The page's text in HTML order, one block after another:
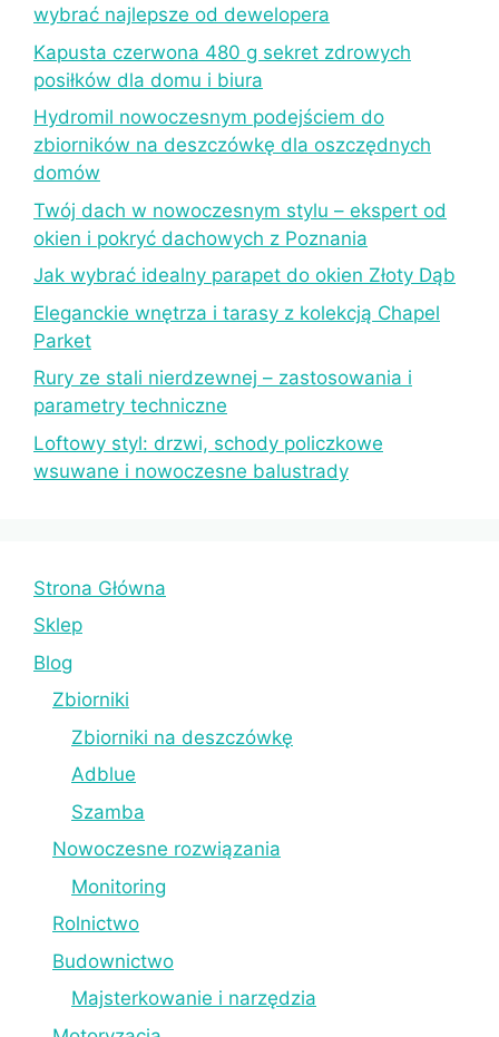
wybrać najlepsze od dewelopera
Kapusta czerwona 480 g sekret zdrowych
posiłków dla domu i biura
Hydromil nowoczesnym podejściem do
zbiorników na deszczówkę dla oszczędnych
domów
Twój dach w nowoczesnym stylu – ekspert od
okien i pokryć dachowych z Poznania
Jak wybrać idealny parapet do okien Złoty Dąb
Eleganckie wnętrza i tarasy z kolekcją Chapel
Parket
Rury ze stali nierdzewnej – zastosowania i
parametry techniczne
Loftowy styl: drzwi, schody policzkowe
wsuwane i nowoczesne balustrady
Strona Główna
Sklep
Blog
Zbiorniki
Zbiorniki na deszczówkę
Adblue
Szamba
Nowoczesne rozwiązania
Monitoring
Rolnictwo
Budownictwo
Majsterkowanie i narzędzia